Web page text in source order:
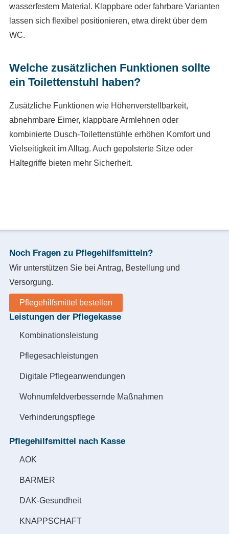
wasserfestem Material. Klappbare oder fahrbare Varianten
lassen sich flexibel positionieren, etwa direkt über dem
WC.
Welche zusätzlichen Funktionen sollte
ein Toilettenstuhl haben?
Zusätzliche Funktionen wie Höhenverstellbarkeit,
abnehmbare Eimer, klappbare Armlehnen oder
kombinierte Dusch-Toilettenstühle erhöhen Komfort und
Vielseitigkeit im Alltag. Auch gepolsterte Sitze oder
Haltegriffe bieten mehr Sicherheit.
Noch Fragen zu Pflegehilfsmitteln?
Wir unterstützen Sie bei Antrag, Bestellung und
Versorgung.
Pflegehilfsmittel bestellen
Leistungen der Pflegekasse
Kombinationsleistung
Pflegesachleistungen
Digitale Pflegeanwendungen
Wohnumfeldverbessernde Maßnahmen
Verhinderungspflege
Pflegehilfsmittel nach Kasse
AOK
BARMER
DAK-Gesundheit
KNAPPSCHAFT